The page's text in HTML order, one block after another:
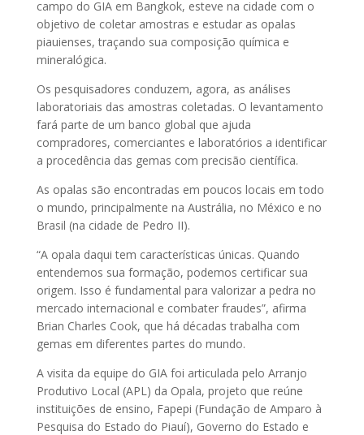
campo do GIA em Bangkok, esteve na cidade com o
objetivo de coletar amostras e estudar as opalas
piauienses, traçando sua composição química e
mineralógica.
Os pesquisadores conduzem, agora, as análises
laboratoriais das amostras coletadas. O levantamento
fará parte de um banco global que ajuda
compradores, comerciantes e laboratórios a identificar
a procedência das gemas com precisão científica.
As opalas são encontradas em poucos locais em todo
o mundo, principalmente na Austrália, no México e no
Brasil (na cidade de Pedro II).
“A opala daqui tem características únicas. Quando
entendemos sua formação, podemos certificar sua
origem. Isso é fundamental para valorizar a pedra no
mercado internacional e combater fraudes”, afirma
Brian Charles Cook, que há décadas trabalha com
gemas em diferentes partes do mundo.
A visita da equipe do GIA foi articulada pelo Arranjo
Produtivo Local (APL) da Opala, projeto que reúne
instituições de ensino, Fapepi (Fundação de Amparo à
Pesquisa do Estado do Piauí), Governo do Estado e